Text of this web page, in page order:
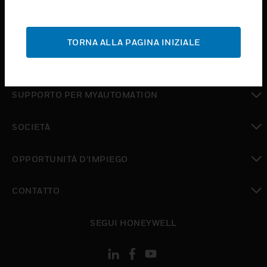
ASSISTENZA
toggle view
toggle view
SUPPORTO PER MYAUTOMATION
SOCIETÀ
OPPORTUNITÀ D’IMPIEGO
CONTATTO
SEGUI HONEYWELL
TORNA ALLA PAGINA INIZIALE